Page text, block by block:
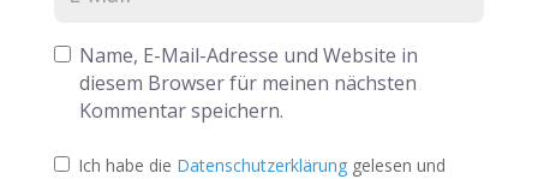
Name, E-Mail-Adresse und Website in
diesem Browser für meinen nächsten
Kommentar speichern.
Ich habe die Datenschutzerklärung gelesen und